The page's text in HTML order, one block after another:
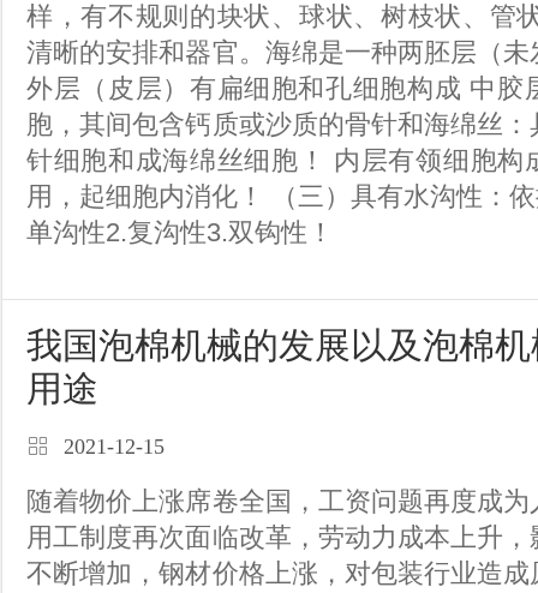
样，有不规则的块状、球状、树枝状、管状等！ （
清晰的安排和器官。海绵是一种两胚层（
外层（皮层）有扁细胞和孔细胞构成 中胶层是没有成层的细
胞，其间包含钙质或沙质的骨针和海绵丝
针细胞和成海绵丝细胞！ 内层有领细胞构成，组要是养分功
用，起细胞内消化！ （三）具有水沟性：依据类型科分为为1.
单沟性2.复沟性3.双钩性！
我国泡棉机械的发展以及泡棉
用途
2021-12-15
随着物价上涨席卷全国，工资问题再度成
用工制度再次面临改革，劳动力成本上升
不断增加，钢材价格上涨，对包装行业造